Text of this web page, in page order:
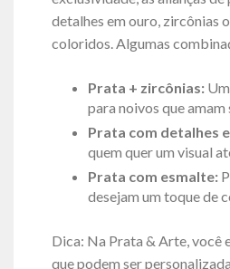
detalhes em ouro, zircônias
coloridos. Algumas
Prata + zircônias:
para noivos que amam
Prata com detalhes
quem quer um visual
Prata com esmalte:
desejam um toque de
Dica: Na Prata & Arte, você
que podem ser